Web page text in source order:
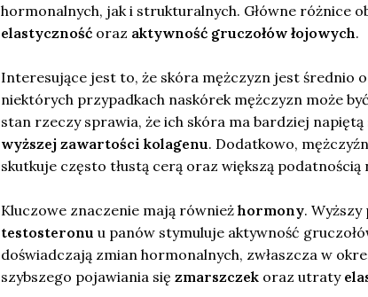
hormonalnych, jak i strukturalnych. Główne różnice
elastyczność oraz aktywność gruczołów łojowych.
Interesujące jest to, że skóra mężczyzn jest średnio o
niektórych przypadkach naskórek mężczyzn może
stan rzeczy sprawia, że ich skóra ma bardziej
wyższej zawartości kolagenu. Dodatkowo,
skutkuje często tłustą cerą oraz większą podatnością
Kluczowe znaczenie mają również hormony.
testosteronu u panów stymuluje aktywność
doświadczają zmian hormonalnych, zwłaszcza w
szybszego pojawiania się zmarszczek oraz utraty